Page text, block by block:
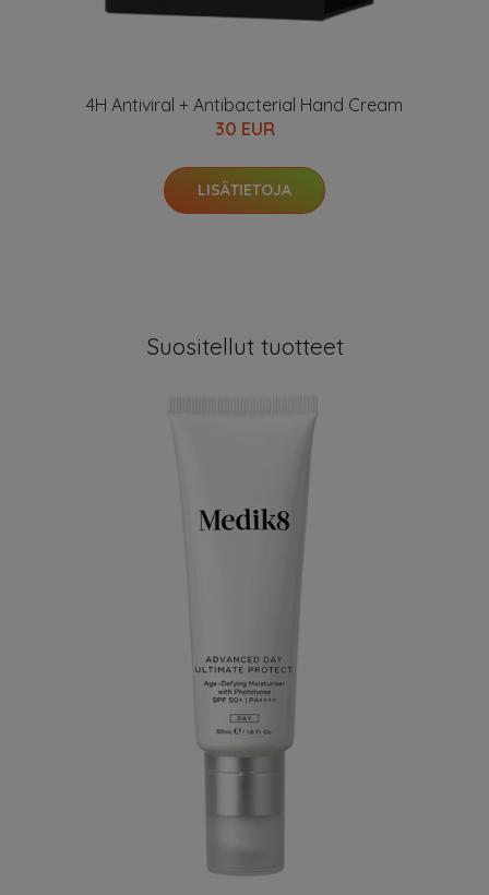
4H Antiviral + Antibacterial Hand Cream
30 EUR
LISÄTIETOJA
Suositellut tuotteet